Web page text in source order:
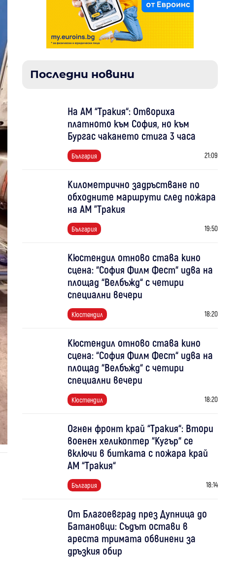
Последни новини
На АМ “Тракия“: Отвориха
платното към София, но към
Бургас чакането стига 3 часа
България 21:09
Километрично задръстване по
обходните маршрути след пожара
на АМ "Тракия
България 19:50
Кюстендил отново става кино
сцена: “София Филм Фест“ идва на
площад “Велбъжд“ с четири
специални вечери
Кюстендил 18:20
Кюстендил отново става кино
сцена: “София Филм Фест“ идва на
площад “Велбъжд“ с четири
специални вечери
Кюстендил 18:20
Огнен фронт край “Тракия“: Втори
военен хеликоптер “Кугър“ се
включи в битката с пожара край
АМ “Тракия“
България 18:14
От Благоевград през Дупница до
Батановци: Съдът остави в
ареста тримата обвинени за
дръзкия обир